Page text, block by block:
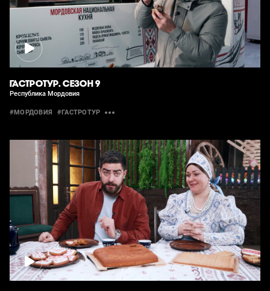
ГАСТРОТУР. СЕЗОН 9
Республика Мордовия
#МОРДОВИЯ #ГАСТРОТУР